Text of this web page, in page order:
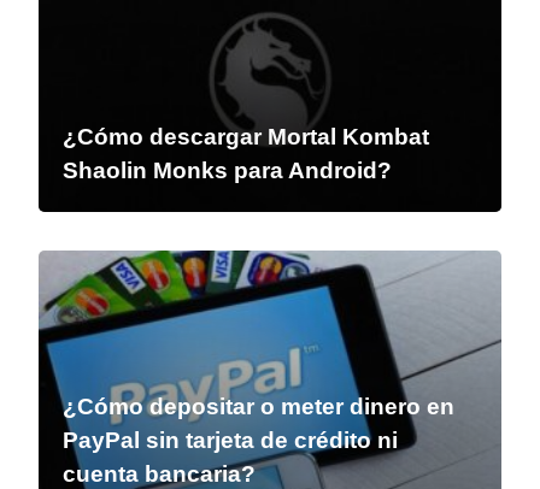
¿Cómo descargar Mortal Kombat
Shaolin Monks para Android?
¿Cómo depositar o meter dinero en
PayPal sin tarjeta de crédito ni
cuenta bancaria?